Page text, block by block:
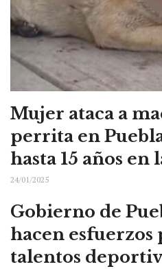
Mujer ataca a
perrita en
hasta 15 años en
24/01/2025
Gobierno de
hacen
talentos